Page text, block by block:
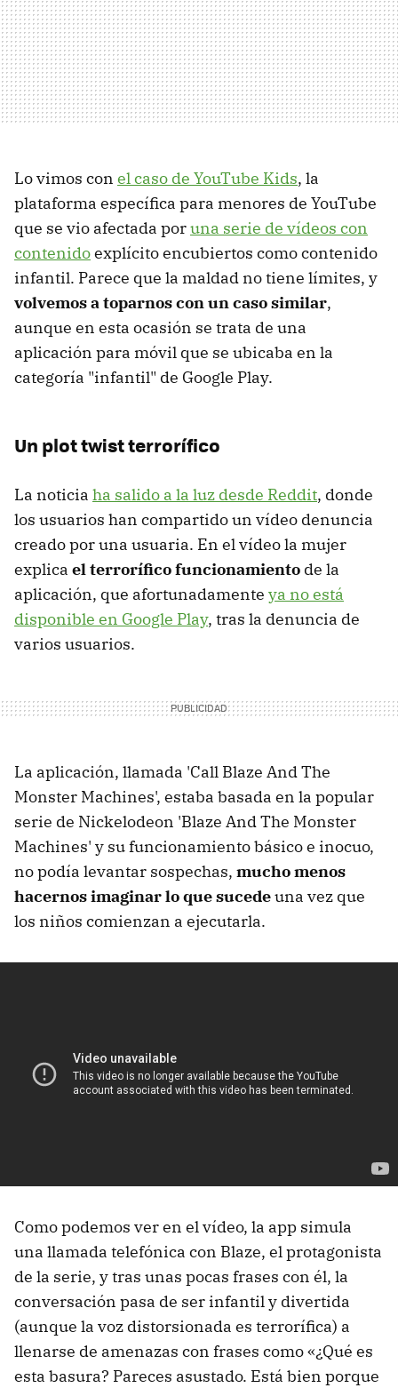
Lo vimos con el caso de YouTube Kids, la
plataforma específica para menores de YouTube
que se vio afectada poruna serie de vídeos con
contenidoexplícito encubiertos como contenido
infantil. Parece que la maldad no tiene límites, y
volvemos a toparnos con un caso similar,
aunque en esta ocasión se trata de una
aplicación para móvil que se ubicaba en la
categoría "infantil" de Google Play.
Un plot twist terrorífico
La noticia ha salido a la luz desde Reddit, donde
los usuarios han compartido un vídeo denuncia
creado por una usuaria. En el vídeo la mujer
explica el terrorífico funcionamiento de la
aplicación, que afortunadamente ya no está
disponible en Google Play, tras la denuncia de
varios usuarios.
La aplicación, llamada 'Call Blaze And The
Monster Machines', estaba basada en la popular
serie de Nickelodeon 'Blaze And The Monster
Machines' y su funcionamiento básico e inocuo,
no podía levantar sospechas, mucho menos
hacernos imaginar lo que sucedeuna vez que
los niños comienzan a ejecutarla.
Como podemos ver en el vídeo, la app simula
una llamada telefónica con Blaze, el protagonista
de la serie, y tras unas pocas frases con él, la
conversación pasa de ser infantil y divertida
(aunque la voz distorsionada es terrorífica) a
llenarse de amenazas con frases como «¿Qué es
esta basura? Pareces asustado. Está bien porque